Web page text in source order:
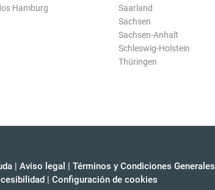
Hamburg
Saarland
Sachsen
Sachsen-Anhalt
Schleswig-Holstein
Thüringen
| Aviso legal | Términos y Condiciones Generales
| Configuración de cookies